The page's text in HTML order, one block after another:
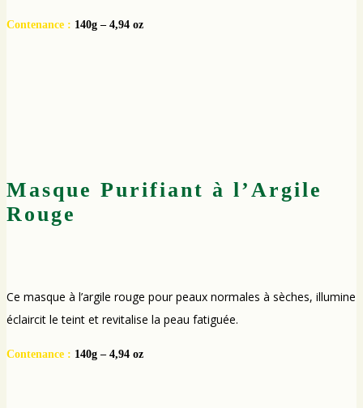
Contenance : 140g – 4,94 oz
Masque Purifiant à l’Argile
Rouge
Ce masque à l’argile rouge pour peaux normales à sèches, illumine
éclaircit le teint et revitalise la peau fatiguée.
Contenance : 140g – 4,94 oz